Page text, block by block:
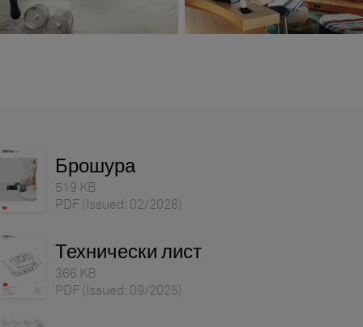
Брошура
519 KB
PDF (Issued: 02/2026)
Технически лист
366 KB
PDF (Issued: 09/2025)